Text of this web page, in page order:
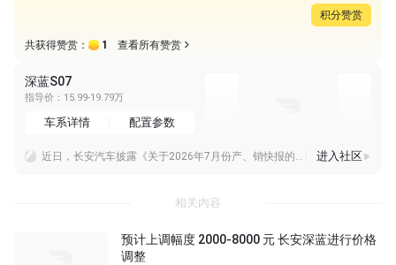
积分赞赏
共获得赞赏： 1 查看所有赞赏
深蓝S07
指导价：15.99-19.79万
车系详情 配置参数
近日，长安汽车披露《关于2026年7月份产、销快报的自愿性信息披露公告》。公告显示，2026年7月，长安汽车销量为161,557辆，其中海外销量89,879辆；
进入社区
相关内容
预计上调幅度 2000-8000 元 长安深蓝进行价格
调整